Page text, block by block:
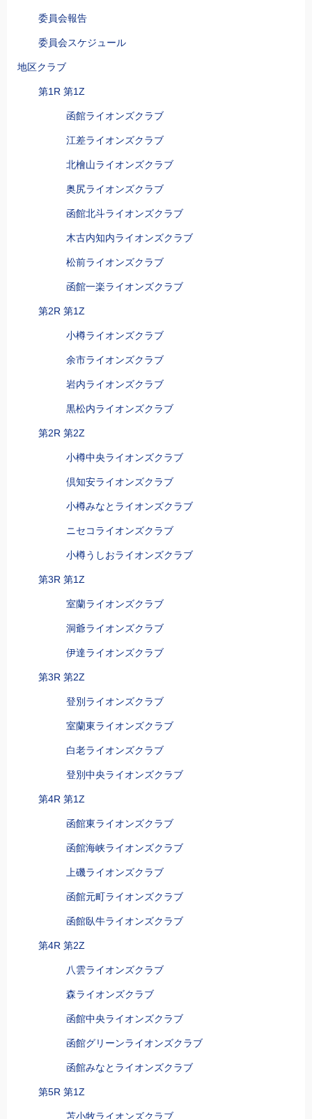
委員会報告
委員会スケジュール
地区クラブ
第1R 第1Z
函館ライオンズクラブ
江差ライオンズクラブ
北檜山ライオンズクラブ
奥尻ライオンズクラブ
函館北斗ライオンズクラブ
木古内知内ライオンズクラブ
松前ライオンズクラブ
函館一楽ライオンズクラブ
第2R 第1Z
小樽ライオンズクラブ
余市ライオンズクラブ
岩内ライオンズクラブ
黒松内ライオンズクラブ
第2R 第2Z
小樽中央ライオンズクラブ
倶知安ライオンズクラブ
小樽みなとライオンズクラブ
ニセコライオンズクラブ
小樽うしおライオンズクラブ
第3R 第1Z
室蘭ライオンズクラブ
洞爺ライオンズクラブ
伊達ライオンズクラブ
第3R 第2Z
登別ライオンズクラブ
室蘭東ライオンズクラブ
白老ライオンズクラブ
登別中央ライオンズクラブ
第4R 第1Z
函館東ライオンズクラブ
函館海峡ライオンズクラブ
上磯ライオンズクラブ
函館元町ライオンズクラブ
函館臥牛ライオンズクラブ
第4R 第2Z
八雲ライオンズクラブ
森ライオンズクラブ
函館中央ライオンズクラブ
函館グリーンライオンズクラブ
函館みなとライオンズクラブ
第5R 第1Z
苫小牧ライオンズクラブ